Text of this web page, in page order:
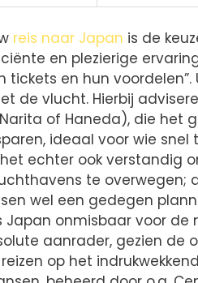
reis naar Japan is de
en plezierige
tickets en hun
de vlucht. Hierbij
of Haneda), die het
ideaal voor wie snel
echter ook verstandig
te overwegen;
wel een gedegen
onmisbaar voor de
aanrader, gezien de
op het